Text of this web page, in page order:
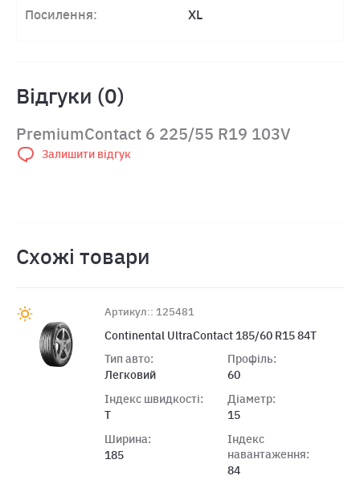
Посилення: XL
Відгуки (0)
PremiumContact 6 225/55 R19 103V
Залишити відгук
Схожі товари
Артикул:: 125481
Continental UltraContact 185/60 R15 84T
Тип авто:
Легковий
Індекс швидкості:
T
Ширина:
185
Профіль:
60
Діаметр:
15
Індекс
навантаження:
84